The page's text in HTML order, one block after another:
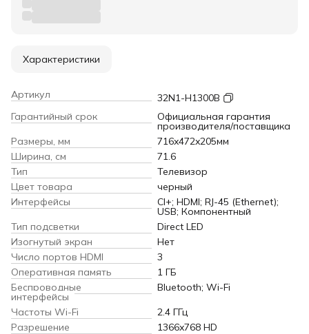
Характеристики
Артикул
32N1-H1300B
Гарантийный срок
Официальная гарантия
производителя/поставщика
Размеры, мм
716x472x205мм
Ширина, см
71.6
Тип
Телевизор
Цвет товара
черный
Интерфейсы
CI+; HDMI; RJ-45 (Ethernet);
USB; Компонентный
Тип подсветки
Direct LED
Изогнутый экран
Нет
Число портов HDMI
3
Оперативная память
1 ГБ
Беспроводные
интерфейсы
Bluetooth; Wi-Fi
Частоты Wi-Fi
2.4 ГГц
Разрешение
1366x768 HD